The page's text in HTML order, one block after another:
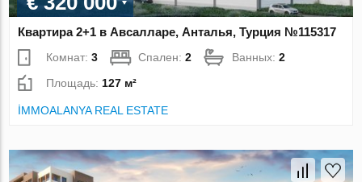
Квартира 2+1 в Авсалларе, Анталья, Турция №115317
Комнат:3 Спален:2 Ванных:2
Площадь: 127 м²
İMMOALANYA REAL ESTATE